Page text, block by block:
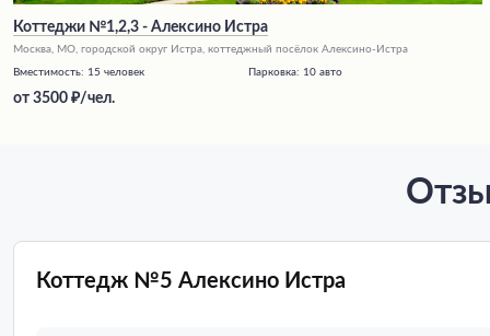
Коттеджи №1,2,3 - Алексино Истра
Москва, МО, городской округ Истра, коттеджный посёлок Алексино-Истра
Вместимость: 15 человек Парковка: 10 авто
от 3500 /чел.
Коттедж №5 Алексино Истра